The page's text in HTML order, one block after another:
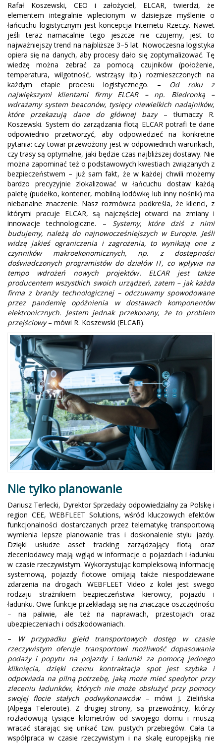
Rafał Koszewski, CEO i założyciel, ELCAR, twierdzi, że
elementem integralnie wplecionym w dzisiejsze myślenie o
łańcuchu logistycznym jest koncepcja Internetu Rzeczy. Nawet
jeśli teraz namacalnie tego jeszcze nie czujemy, jest to
najważniejszy trend na najbliższe 3–5 lat. Nowoczesna logistyka
opiera się na danych, aby procesy dało się zoptymalizować. Tę
wiedzę można zebrać za pomocą czujników (położenie,
temperatura, wilgotność, wstrząsy itp.) rozmieszczonych na
każdym etapie procesu logistycznego. – Od roku z
największymi klientami firmy ELCAR – np. Biedronką –
wdrażamy system beaconów, tysięcy niewielkich nadajników,
które przekazują dane do głównej bazy – tłumaczy R.
Koszewski. System do zarządzania flotą ELCAR potrafi te dane
odpowiednio przetworzyć, aby odpowiedzieć na konkretne
pytania: czy towar przewożony jest w odpowiednich warunkach,
czy trasy są optymalne, jaki będzie czas najbliższej dostawy. Nie
można zapominać też o podstawowych kwestiach związanych z
bezpieczeństwem – już sam fakt, że w każdej chwili możemy
bardzo precyzyjnie zlokalizować w łańcuchu dostaw każdą
paletę (pudełko, kontener, mobilną lodówkę lub inny nośnik) ma
niebanalne znaczenie. Nasz rozmówca podkreśla, że klienci, z
którymi pracuje ELCAR, są najczęściej otwarci na zmiany i
innowacje technologiczne. – Systemy, które dziś z nimi
budujemy, należą do najnowocześniejszych w Europie. Jeśli
widzę jakieś ograniczenia i zagrożenia, to wynikają one z
czynników makroekonomicznych, np. z dostępności
doświadczonych programistów do działów IT, co wpływa na
tempo wdrożeń nowych projektów. ELCAR jest także
producentem wszystkich swoich urządzeń, zatem – jak każda
firma z branży technologicznej – odczuwamy spowodowane
przez pandemię opóźnienia w dostawach komponentów
elektronicznych. Jestem jednak przekonany, że to problem
przejściowy– mówi R. Koszewski (ELCAR).
Nie tylko planowanie
Dariusz Terlecki, Dyrektor Sprzedaży odpowiedzialny za Polskę i
region CEE, WEBFLEET Solutions, wśród kluczowych efektów
funkcjonalności dostarczanych przez telematykę transportową
wymienia lepsze planowanie tras i doskonalenie stylu jazdy.
Dzięki usłudze asset tracking zarządzający flotą oraz
zleceniodawcy mają wgląd w informacje o pojazdach i ładunku
w czasie rzeczywistym. Wykorzystując kompleksową informację
systemową, pojazdy flotowe omijają także niespodziewane
zdarzenia na drogach. WEBFLEET Video z kolei jest swego
rodzaju strażnikiem bezpieczeństwa kierowcy, pojazdu i
ładunku. Owe funkcje przekładają się na znaczące oszczędności
– na paliwie, ale też na naprawach, przestojach oraz
ubezpieczeniach i odszkodowaniach.
– W przypadku giełd transportowych dostęp w czasie
rzeczywistym oferuje transportowi możliwość dopasowania
podaży i popytu na pojazdy i ładunki za pomocą jednego
kliknięcia, dzięki czemu kontraktacja spot jest szybka i
odpowiada na pilną potrzebę, jaką może mieć spedytor przy
zleceniu ładunków, których nie może obsłużyć przy pomocy
swojej flocie stałych podwykonawców– mówi J. Zielińska
(Alpega Teleroute). Z drugiej strony, są przewoźnicy, którzy
rozładowują tysiące kilometrów od swojego domu i muszą
wracać starając się unikać tzw. pustych przebiegów. Cała ta
współpraca w czasie rzeczywistym i na skalę europejską nie